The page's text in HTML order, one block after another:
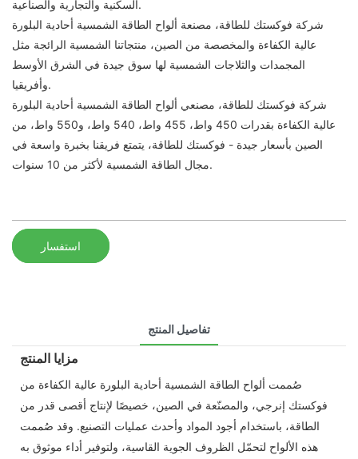
السكنية والتجارية والصناعية.
شركة فوكستك للطاقة، مصنعة ألواح الطاقة الشمسية أحادية البلورة
عالية الكفاءة والمخصصة من الصين، منتجاتنا الشمسية الرائجة مثل
المجمدات والثلاجات الشمسية لها سوق جيدة في الشرق الأوسط
وأفريقيا.
شركة فوكستك للطاقة، مصنعي ألواح الطاقة الشمسية أحادية البلورة
عالية الكفاءة بقدرات 450 واط، 455 واط، 540 واط، و550 واط، من
الصين بأسعار جيدة - فوكستك للطاقة، يتمتع فريقنا بخبرة واسعة في
مجال الطاقة الشمسية لأكثر من 10 سنوات.
استفسار
تفاصيل المنتج
مزايا المنتج
صُممت ألواح الطاقة الشمسية أحادية البلورة عالية الكفاءة من
فوكستك إنرجي، والمصنّعة في الصين، خصيصًا لإنتاج أقصى قدر من
الطاقة، باستخدام أجود المواد وأحدث عمليات التصنيع. وقد صُممت
هذه الألواح لتحمّل الظروف الجوية القاسية، ولتوفير أداء موثوق به